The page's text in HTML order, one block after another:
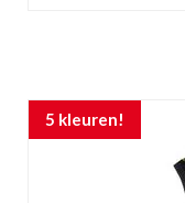
5 kleuren!